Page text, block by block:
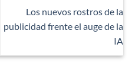
Los nuevos rostros de la
publicidad frente el auge de la
IA